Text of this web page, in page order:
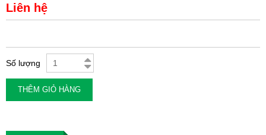
Liên hệ
Số lượng
THÊM GIỎ HÀNG